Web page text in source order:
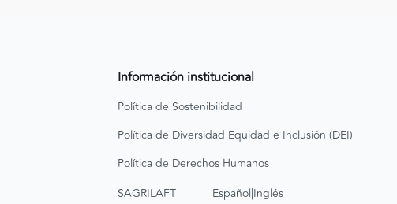
Información institucional
Política de Sostenibilidad
Política de Diversidad Equidad e Inclusión (DEI)
Política de Derechos Humanos
SAGRILAFT
Español|Inglés